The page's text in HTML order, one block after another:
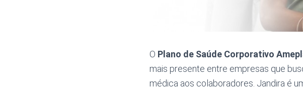
O Plano de Saúde Corporativo
mais presente entre empresas que
médica aos colaboradores. Jandira é